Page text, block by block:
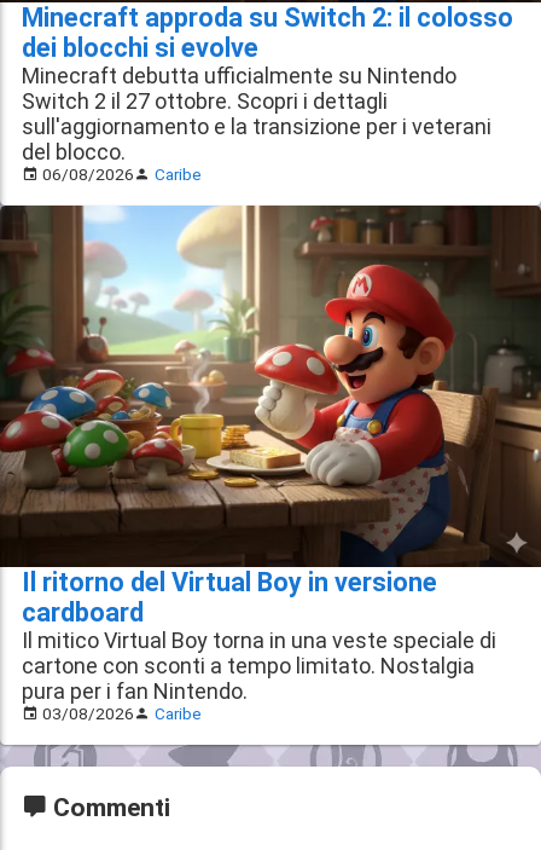
Minecraft approda su Switch 2: il colosso
dei blocchi si evolve
Minecraft debutta ufficialmente su Nintendo
Switch 2 il 27 ottobre. Scopri i dettagli
sull'aggiornamento e la transizione per i veterani
del blocco.
06/08/2026 Caribe
Il ritorno del Virtual Boy in versione
cardboard
Il mitico Virtual Boy torna in una veste speciale di
cartone con sconti a tempo limitato. Nostalgia
pura per i fan Nintendo.
03/08/2026 Caribe
Commenti